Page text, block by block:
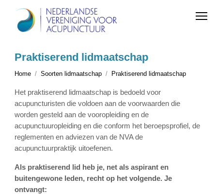
Praktiserend lidmaatschap
Home Soorten lidmaatschap Praktiserend lidmaatschap
Het praktiserend lidmaatschap is bedoeld voor
acupuncturisten die voldoen aan de voorwaarden die
worden gesteld aan de vooropleiding en de
acupunctuuropleiding en die conform het beroepsprofiel, de
reglementen en adviezen van de NVA de
acupunctuurpraktijk uitoefenen.
Als praktiserend lid heb je, net als aspirant en
buitengewone leden, recht op het volgende. Je
ontvangt: